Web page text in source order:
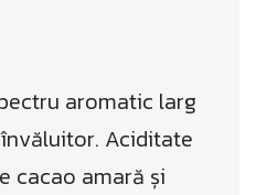
aromatic larg
Aciditate
cacao amară și